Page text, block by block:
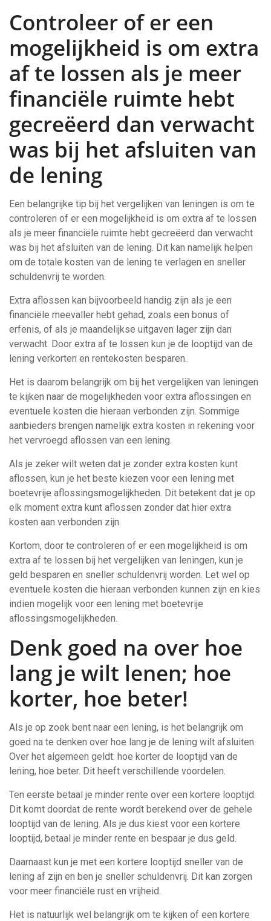
Controleer of er een
mogelijkheid is om extra
af te lossen als je meer
financiële ruimte hebt
gecreëerd dan verwacht
was bij het afsluiten van
de lening
Een belangrijke tip bij het vergelijken van leningen is om te
controleren of er een mogelijkheid is om extra af te lossen
als je meer financiële ruimte hebt gecreëerd dan verwacht
was bij het afsluiten van de lening. Dit kan namelijk helpen
om de totale kosten van de lening te verlagen en sneller
schuldenvrij te worden.
Extra aflossen kan bijvoorbeeld handig zijn als je een
financiële meevaller hebt gehad, zoals een bonus of
erfenis, of als je maandelijkse uitgaven lager zijn dan
verwacht. Door extra af te lossen kun je de looptijd van de
lening verkorten en rentekosten besparen.
Het is daarom belangrijk om bij het vergelijken van leningen
te kijken naar de mogelijkheden voor extra aflossingen en
eventuele kosten die hieraan verbonden zijn. Sommige
aanbieders brengen namelijk extra kosten in rekening voor
het vervroegd aflossen van een lening.
Als je zeker wilt weten dat je zonder extra kosten kunt
aflossen, kun je het beste kiezen voor een lening met
boetevrije aflossingsmogelijkheden. Dit betekent dat je op
elk moment extra kunt aflossen zonder dat hier extra
kosten aan verbonden zijn.
Kortom, door te controleren of er een mogelijkheid is om
extra af te lossen bij het vergelijken van leningen, kun je
geld besparen en sneller schuldenvrij worden. Let wel op
eventuele kosten die hieraan verbonden kunnen zijn en kies
indien mogelijk voor een lening met boetevrije
aflossingsmogelijkheden.
Denk goed na over hoe
lang je wilt lenen; hoe
korter, hoe beter!
Als je op zoek bent naar een lening, is het belangrijk om
goed na te denken over hoe lang je de lening wilt afsluiten.
Over het algemeen geldt: hoe korter de looptijd van de
lening, hoe beter. Dit heeft verschillende voordelen.
Ten eerste betaal je minder rente over een kortere looptijd.
Dit komt doordat de rente wordt berekend over de gehele
looptijd van de lening. Als je dus kiest voor een kortere
looptijd, betaal je minder rente en bespaar je dus geld.
Daarnaast kun je met een kortere looptijd sneller van de
lening af zijn en ben je sneller schuldenvrij. Dit kan zorgen
voor meer financiële rust en vrijheid.
Het is natuurlijk wel belangrijk om te kijken of een kortere